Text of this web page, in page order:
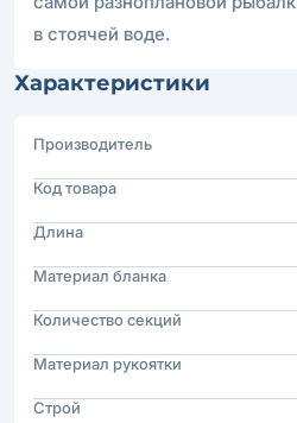
в стоячей воде.
Характеристики
Производитель
Код товара
Длина
Материал бланка
Количество секций
Материал рукоятки
Строй